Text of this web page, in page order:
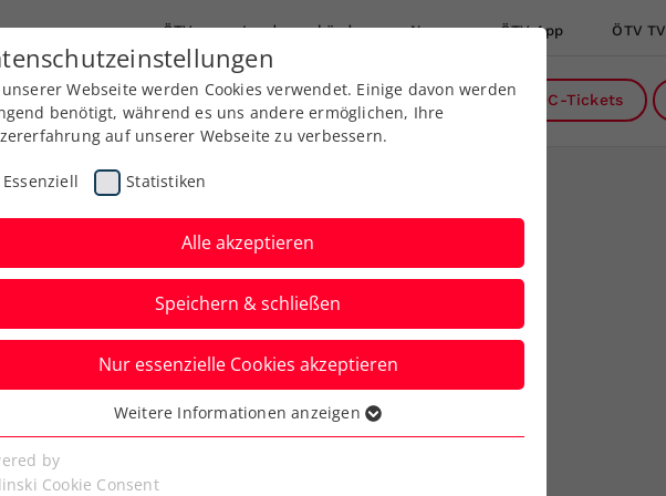
ÖTV Landesverbände News ÖTV App ÖTV TV
Ausbildung Services Über uns DC-Tickets
ÖTV-Herren im
1 auf Kurs
Webseite werden Cookies verwendet. Einige davon werden
benötigt, während es uns andere ermöglichen, Ihre
auf unserer Webseite zu verbessern.
Essenziell Statistiken
Alle akzeptieren
Speichern & schließen
Nur essenzielle Cookies akzeptieren
Cookies werden für grundlegende Funktionen der
benötigt. Dadurch ist gewährleistet, dass die Webseite
Weitere Informationen anzeigen
by
Cookie Consent